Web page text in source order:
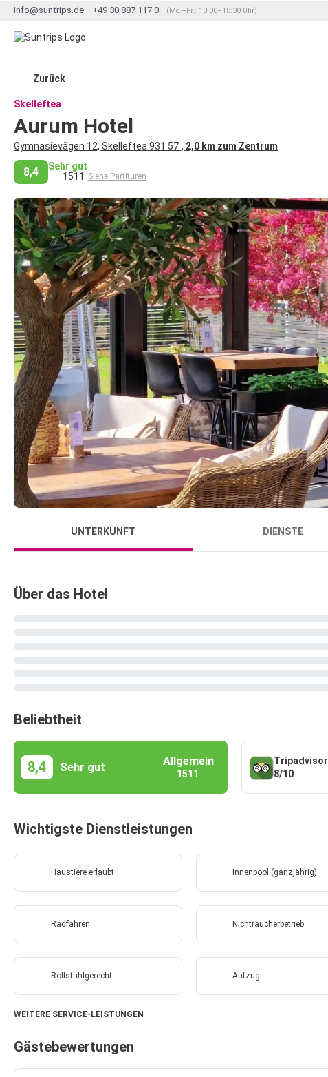
info@suntrips.de +49 30 887 117 0 (Mo.–Fr.: 10:00–18:30 Uhr)
Zurück
Skelleftea
Aurum Hotel
Gymnasievägen 12, Skelleftea 931 57 , 2,0 km zum Zentrum
8,4
Sehr gut
1511
Siehe Partituren
UNTERKUNFT DIENSTE
Über das Hotel
Beliebtheit
8,4 Sehr gut Allgemein
1511
Tripadvisor
8/10
Wichtigste Dienstleistungen
Haustiere erlaubt Innenpool (ganzjährig)
Radfahren Nichtraucherbetrieb
Rollstuhlgerecht Aufzug
WEITERE SERVICE-LEISTUNGEN
Gästebewertungen